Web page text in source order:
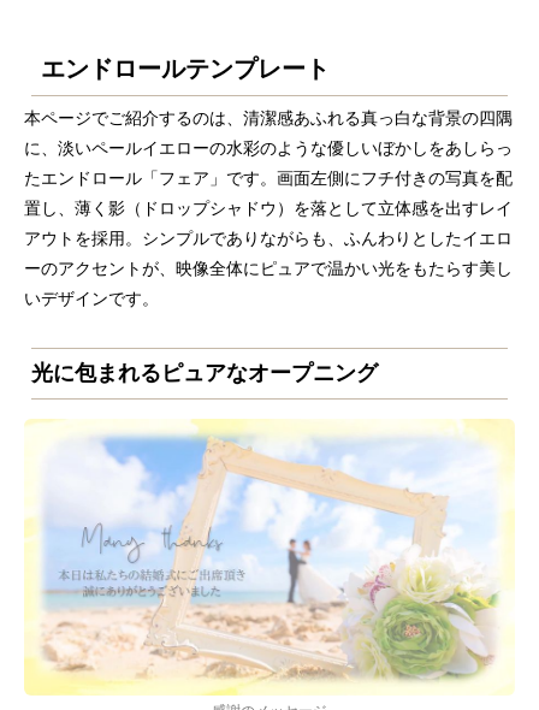
エンドロールテンプレート
本ページでご紹介するのは、清潔感あふれる真っ白な背景の四隅
に、淡いペールイエローの水彩のような優しいぼかしをあしらっ
たエンドロール「フェア」です。画面左側にフチ付きの写真を配
置し、薄く影（ドロップシャドウ）を落として立体感を出すレイ
アウトを採用。シンプルでありながらも、ふんわりとしたイエロ
ーのアクセントが、映像全体にピュアで温かい光をもたらす美し
いデザインです。
光に包まれるピュアなオープニング